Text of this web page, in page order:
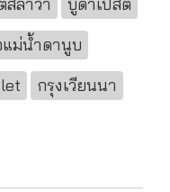
สลาวา
บูดาเปสต์
แม่น้ำดานูบ
กรุงเวียนนา